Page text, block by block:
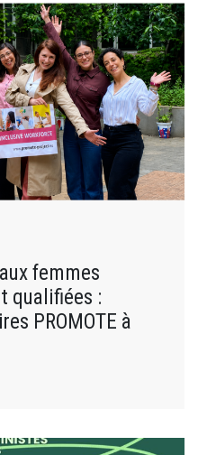
femmes
qualifiées :
PROMOTE à